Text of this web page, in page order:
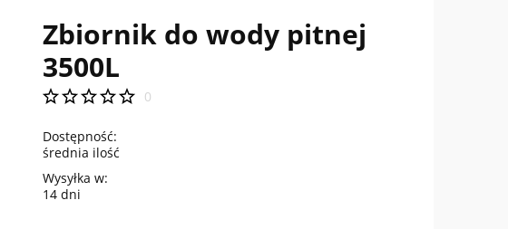
Zbiornik do wody pitnej
3500L
0
Dostępność:
średnia ilość
Wysyłka w:
14 dni